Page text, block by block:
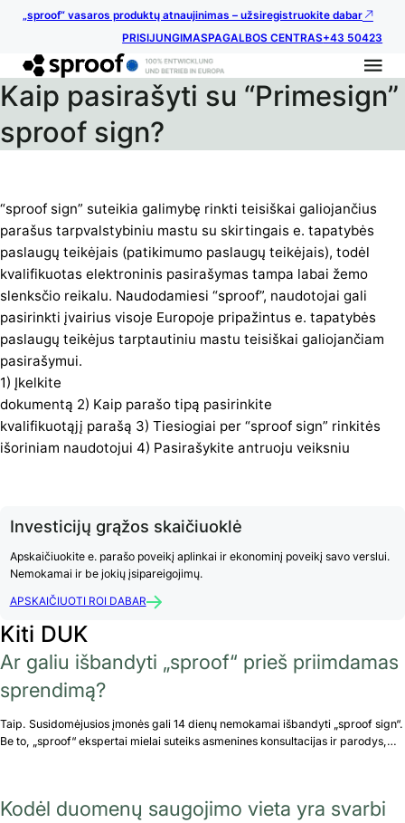
„sproof“ vasaros produktų atnaujinimas – užsiregistruokite dabar
PRISIJUNGIMASPAGALBOS CENTRAS+43 50423
Kaip pasirašyti su “Primesign”
sproof sign?
“sproof sign” suteikia galimybę rinkti teisiškai galiojančius
parašus tarpvalstybiniu mastu su skirtingais e. tapatybės
paslaugų teikėjais (patikimumo paslaugų teikėjais), todėl
kvalifikuotas elektroninis pasirašymas tampa labai žemo
slenksčio reikalu. Naudodamiesi “sproof”, naudotojai gali
pasirinkti įvairius visoje Europoje pripažintus e. tapatybės
paslaugų teikėjus tarptautiniu mastu teisiškai galiojančiam
pasirašymui.
1) Įkelkite
dokumentą 2) Kaip parašo tipą pasirinkite
kvalifikuotąjį parašą 3) Tiesiogiai per “sproof sign” rinkitės
išoriniam naudotojui 4) Pasirašykite antruoju veiksniu
Investicijų grąžos skaičiuoklė
Apskaičiuokite e. parašo poveikį aplinkai ir ekonominį poveikį savo verslui.
Nemokamai ir be jokių įsipareigojimų.
APSKAIČIUOTI ROI DABAR
Kiti DUK
Ar galiu išbandyti „sproof“ prieš priimdamas
sprendimą?
Taip. Susidomėjusios įmonės gali 14 dienų nemokamai išbandyti „sproof sign“.
Be to, „sproof“ ekspertai mielai suteiks asmenines konsultacijas ir parodys,…
Kodėl duomenų saugojimo vieta yra svarbi